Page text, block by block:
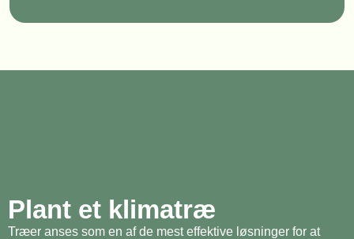
Plant et klimatræ
Træer anses som en af de mest effektive løsninger for at